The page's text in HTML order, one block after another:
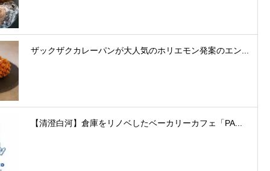
ザックザクカレーパンが大人気のホリエモン発案のエン...
【清澄白河】倉庫をリノベしたベーカリーカフェ「PA...